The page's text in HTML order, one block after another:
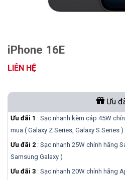
iPhone 16E
LIÊN HỆ
Ưu
Ưu đãi 1 : Sạc nhanh kèm cáp 45W
mua ( Galaxy Z Series, Galaxy S Series )
Ưu đãi 2 : Sạc nhanh 25W chính hãng
Samsung Galaxy )
Ưu đãi 3 : Sạc nhanh 20W chính hãng